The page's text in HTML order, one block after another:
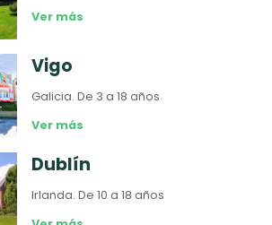
Ver más
Vigo
Galicia.De 3 a 18 años
Ver más
Dublín
Irlanda.De 10 a 18 años